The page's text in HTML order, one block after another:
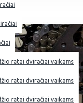
ratai dviračiai vaikams
ratai dviračiai vaikams
ratai dviračiai vaikams